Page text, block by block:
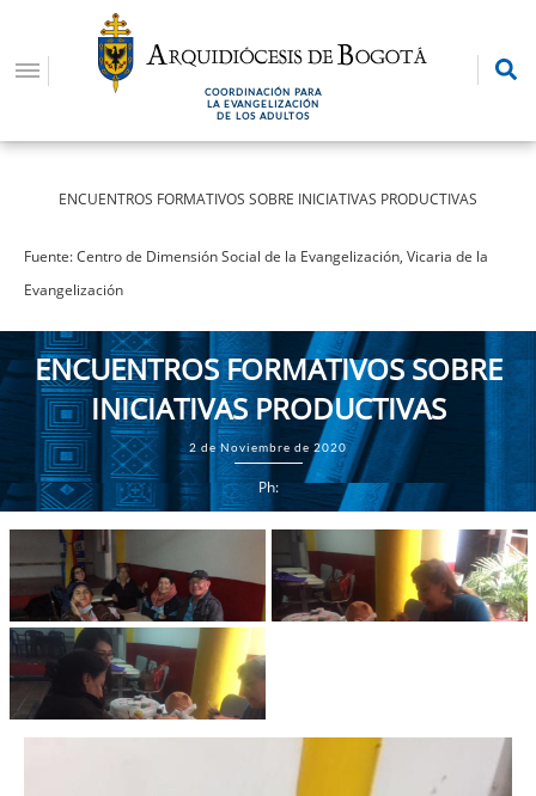
contenido
COORDINACIÓN PARA
LA EVANGELIZACIÓN
DE LOS ADULTOS
ENCUENTROS FORMATIVOS SOBRE INICIATIVAS PRODUCTIVAS
Fuente: Centro de Dimensión Social de la Evangelización, Vicaria de la
Evangelización
ENCUENTROS FORMATIVOS SOBRE
INICIATIVAS PRODUCTIVAS
2 de Noviembre de 2020
Ph: